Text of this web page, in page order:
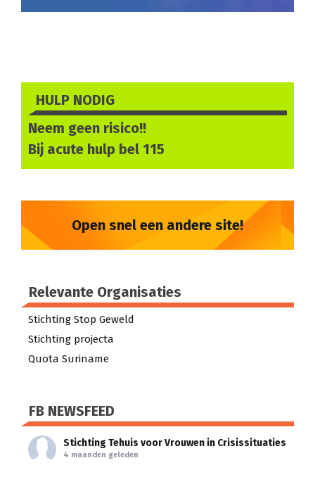
HULP NODIG
Neem geen risico!!
Bij acute hulp bel 115
Open snel een andere site!
Relevante Organisaties
Stichting Stop Geweld
Stichting projecta
Quota Suriname
FB NEWSFEED
Stichting Tehuis voor Vrouwen in Crisissituaties
4 maanden geleden